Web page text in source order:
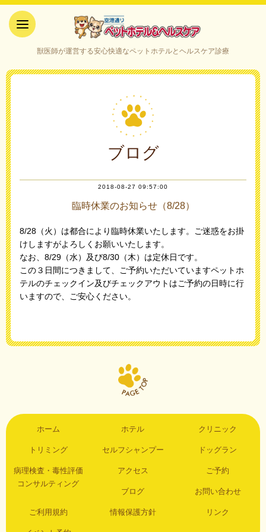
ケア｜山口県宇部市
獣医師が運営する安心快適なペットホテルとヘルスケア診療
ブログ
2018-08-27 09:57:00
臨時休業のお知らせ（8/28）
8/28（火）は都合により臨時休業いたします。ご迷惑をお掛
けしますがよろしくお願いいたします。
なお、8/29（水）及び8/30（木）は定休日です。
この３日間につきまして、ご予約いただいていますペットホ
テルのチェックイン及びチェックアウトはご予約の日時に行
いますので、ご安心ください。
ホーム ホテル クリニック
トリミング セルフシャンプー ドッグラン
病理検査・毒性評価
コンサルティング
アクセス ご予約
ブログ お問い合わせ
ご利用規約 情報保護方針 リンク